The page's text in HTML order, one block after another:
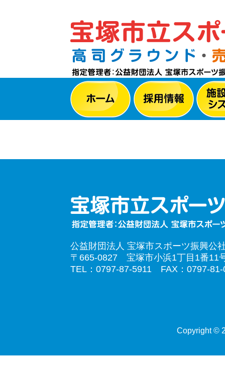
公益財団法人 宝塚市スポーツ振興公
〒665-0827 宝塚市小浜1丁目1番11
TEL：0797-87-5911 FAX：0797-81-
Copyright ©